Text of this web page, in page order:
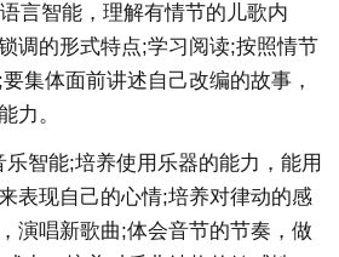
语言智能，理解有情节的儿歌内
调的形式特点;学习阅读;按照情节
集体面前讲述自己改编的故事，
力。
乐智能;培养使用乐器的能力，能用
表现自己的心情;培养对律动的感
演唱新歌曲;体会音节的节奏，做